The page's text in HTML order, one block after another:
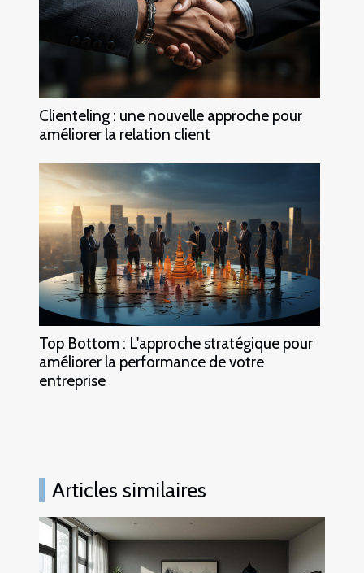
Clienteling : une nouvelle approche pour
améliorer la relation client
Top Bottom : L'approche stratégique pour
améliorer la performance de votre
entreprise
Articles similaires